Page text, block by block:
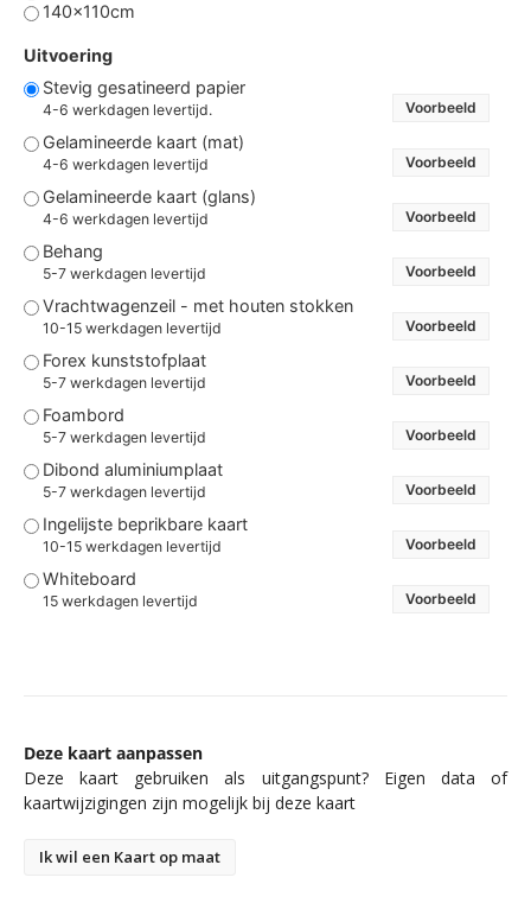
140x110cm
Uitvoering
Stevig gesatineerd papier
4-6 werkdagen levertijd. Voorbeeld
Gelamineerde kaart (mat)
4-6 werkdagen levertijd Voorbeeld
Gelamineerde kaart (glans)
4-6 werkdagen levertijd Voorbeeld
Behang
5-7 werkdagen levertijd Voorbeeld
Vrachtwagenzeil - met houten stokken
10-15 werkdagen levertijd Voorbeeld
Forex kunststofplaat
5-7 werkdagen levertijd Voorbeeld
Foambord
5-7 werkdagen levertijd Voorbeeld
Dibond aluminiumplaat
5-7 werkdagen levertijd Voorbeeld
Ingelijste beprikbare kaart
10-15 werkdagen levertijd Voorbeeld
Whiteboard
15 werkdagen levertijd Voorbeeld
Deze kaart aanpassen
Deze kaart gebruiken als uitgangspunt? Eigen data of
kaartwijzigingen zijn mogelijk bij deze kaart
Ik wil een Kaart op maat